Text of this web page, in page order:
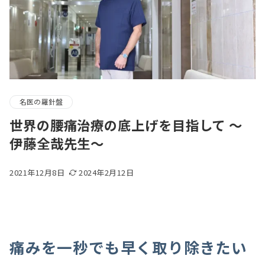
名医の羅針盤
世界の腰痛治療の底上げを目指して 〜
伊藤全哉先生〜
2021年12月8日 2024年2月12日
痛みを一秒でも早く取り除きたい